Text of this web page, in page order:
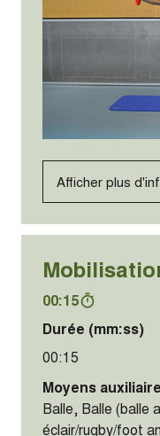
Afficher plus
00:15
Durée (mm:ss)
00:15
Moyens
Balle, Balle (balle
éclair/rugby/foot